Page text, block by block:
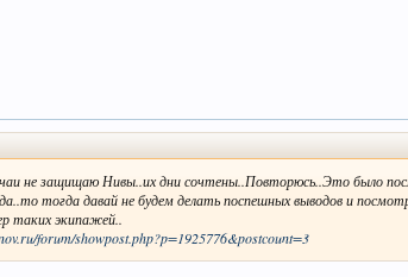
не защищаю Нивы..их дни сочтены..Повторюсь..Это было
тогда давай не будем делать поспешных выводов и
таких экипажей..
forum/showpost.php?p=1925776&postcount=3